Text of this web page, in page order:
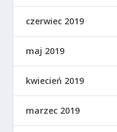
czerwiec 2019
maj 2019
kwiecień 2019
marzec 2019